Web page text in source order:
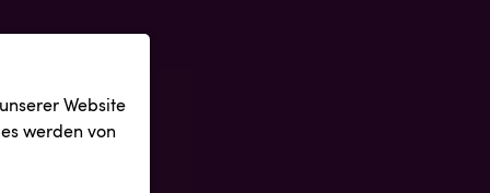
Website
werden von